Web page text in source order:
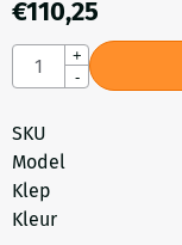
€110,25
Aantal
+
-
SKU
Model
Klep
Kleur